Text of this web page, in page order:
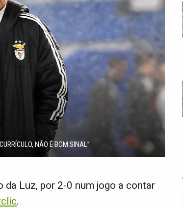
NÃO É BOM SINAL”
da Luz, por 2-0 num jogo a contar
.